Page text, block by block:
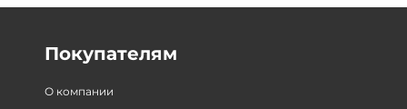
Покупателям
О компании